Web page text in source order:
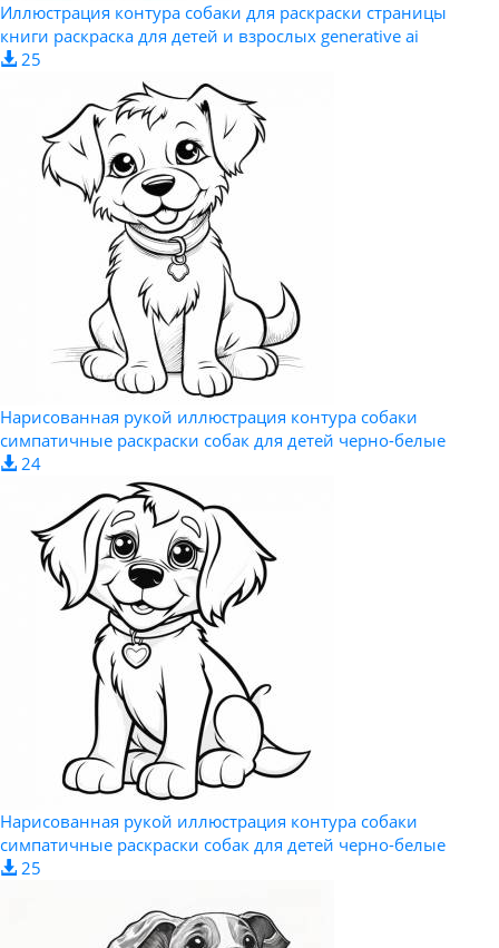
Иллюстрация контура собаки для раскраски страницы
книги раскраска для детей и взрослых generative ai
25
Нарисованная рукой иллюстрация контура собаки
симпатичные раскраски собак для детей черно-белые
24
Нарисованная рукой иллюстрация контура собаки
симпатичные раскраски собак для детей черно-белые
25